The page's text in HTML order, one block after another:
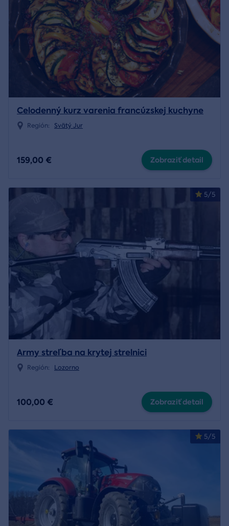
Celodenný kurz varenia francúzskej kuchyne
Región: Svätý Jur
159,00 € Zobraziť detail
5/5
Army streľba na krytej strelnici
Región: Lozorno
100,00 € Zobraziť detail
5/5